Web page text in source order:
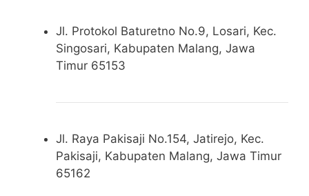
Jl. Protokol Baturetno No.9, Losari, Kec.
Singosari, Kabupaten Malang, Jawa
Timur 65153
Jl. Raya Pakisaji No.154, Jatirejo, Kec.
Pakisaji, Kabupaten Malang, Jawa Timur
65162